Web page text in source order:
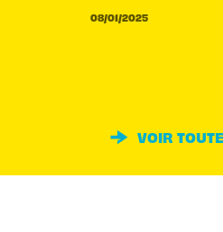
08/01/2025
VOIR